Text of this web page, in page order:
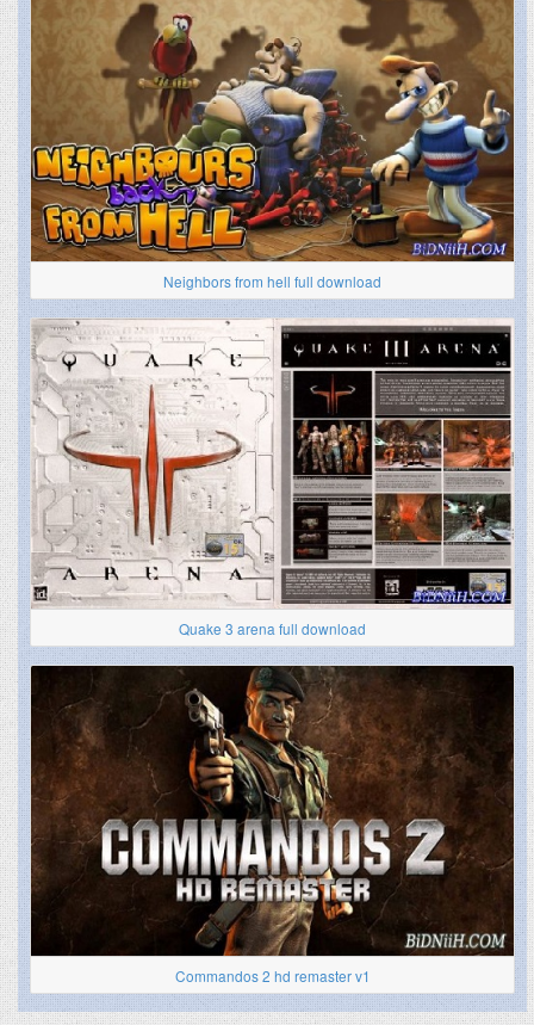
Neighbors from hell full download
Quake 3 arena full download
Commandos 2 hd remaster v1